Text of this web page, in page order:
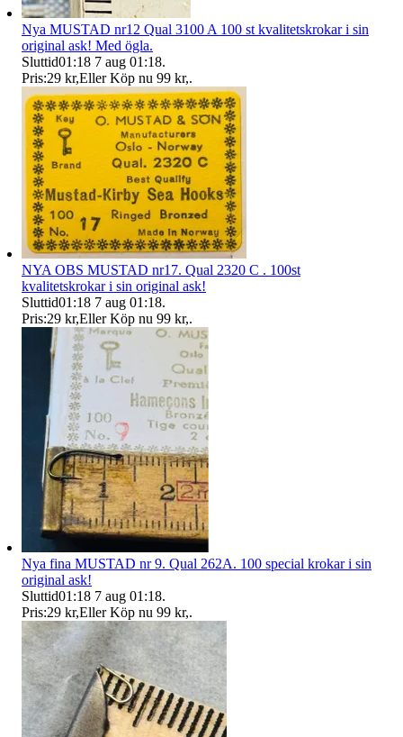
Nya MUSTAD nr12 Qual 3100 A 100 st kvalitetskrokar i sin
original ask! Med ögla.
Sluttid01:18 7 aug 01:18.
Pris:29 kr,Eller Köp nu 99 kr,.
NYA OBS MUSTAD nr17. Qual 2320 C . 100st
kvalitetskrokar i sin original ask!
Sluttid01:18 7 aug 01:18.
Pris:29 kr,Eller Köp nu 99 kr,.
Nya fina MUSTAD nr 9. Qual 262A. 100 special krokar i sin
original ask!
Sluttid01:18 7 aug 01:18.
Pris:29 kr,Eller Köp nu 99 kr,.